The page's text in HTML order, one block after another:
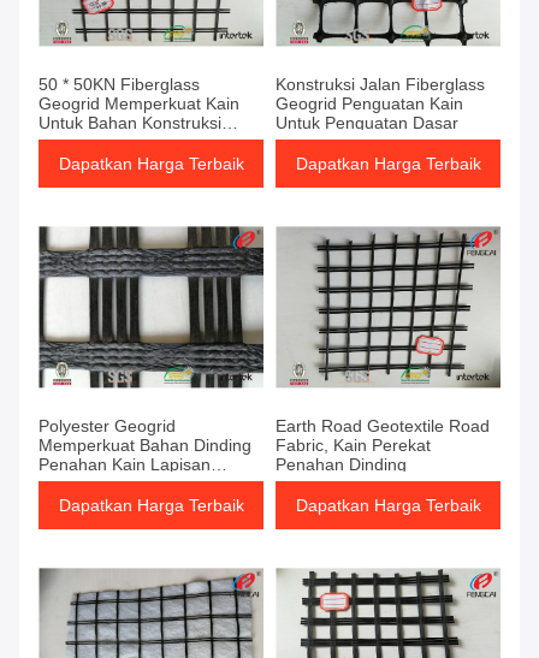
50 * 50KN Fiberglass
Geogrid Memperkuat Kain
Untuk Bahan Konstruksi
Jalan
Dapatkan Harga Terbaik
Konstruksi Jalan Fiberglass
Geogrid Penguatan Kain
Untuk Penguatan Dasar
Dapatkan Harga Terbaik
Polyester Geogrid
Memperkuat Bahan Dinding
Penahan Kain Lapisan
Bitumen
Dapatkan Harga Terbaik
Earth Road Geotextile Road
Fabric, Kain Perekat
Penahan Dinding
Dapatkan Harga Terbaik